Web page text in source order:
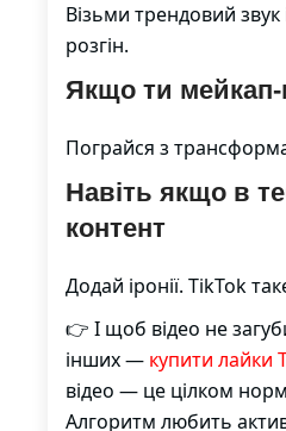
Візьми трендовий
розгін.
Якщо ти
Пограйся з
Навіть якщо в
контент
Додай іронії. TikTok
👉 І щоб відео не
інших — купити лайки
відео — це цілком
Алгоритм любить